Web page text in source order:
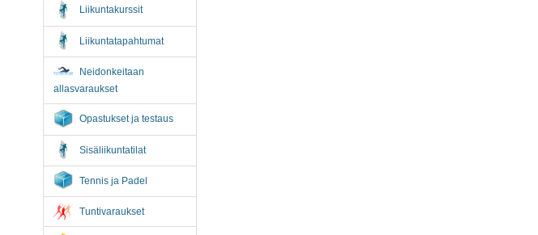
Liikuntakurssit
Liikuntatapahtumat
allasvaraukset
Opastukset ja testaus
Sisäliikuntatilat
Tennis ja Padel
Tuntivaraukset